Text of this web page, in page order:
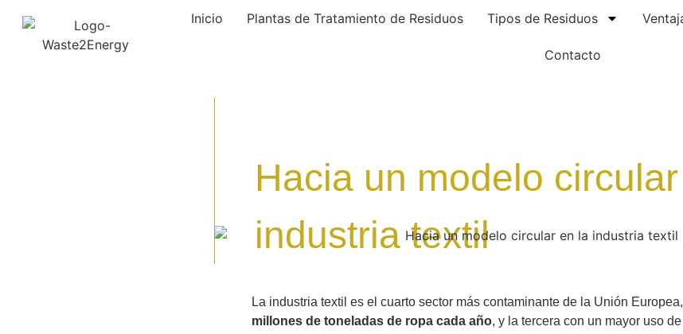
Inicio Plantas de Tratamiento de Residuos Tipos de Residuos
Contacto
Hacia un modelo
industria textil
La industria textil es el cuarto sector más contaminante de la Unión
millones de toneladas de ropa cada año, y la tercera con un mayor uso